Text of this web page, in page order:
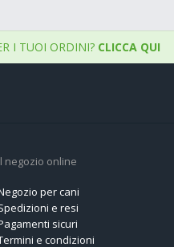
I TUOI ORDINI? CLICCA QUI
negozio online
per cani
e resi
sicuri
e condizioni